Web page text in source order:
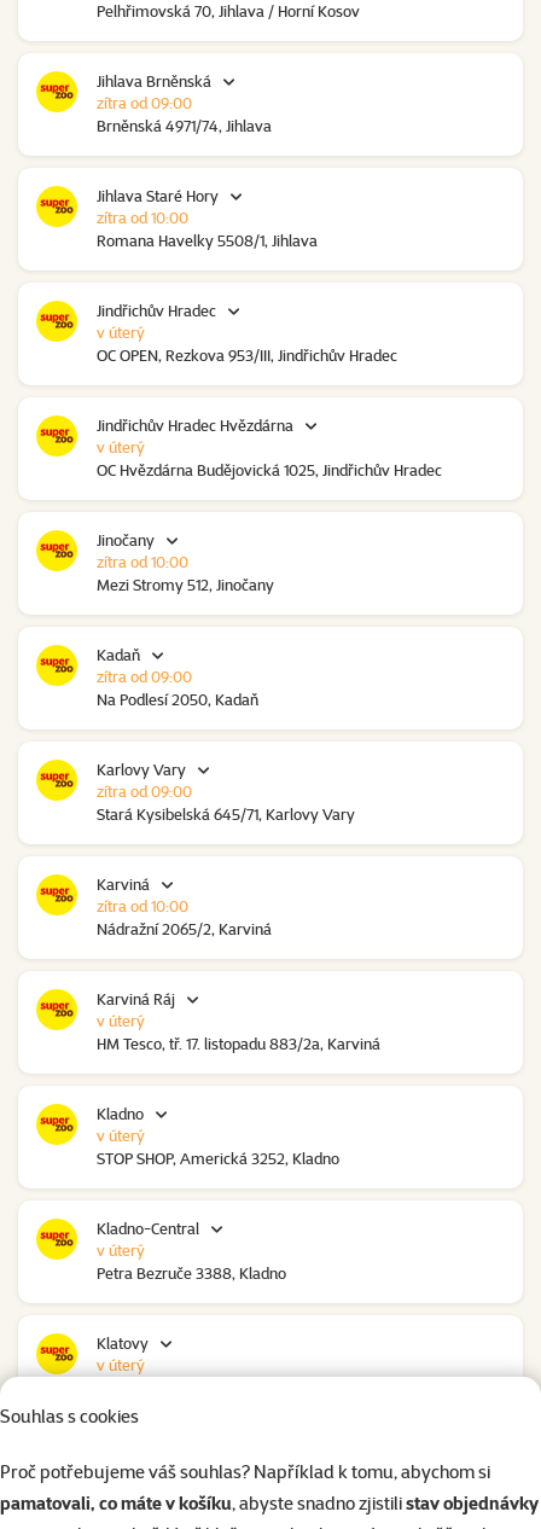
Souhlas s cookies
Proč potřebujeme váš souhlas? Například k tomu, abychom si
pamatovali, co máte v košíku, abyste snadno zjistilistav objednávky
Pelhřimovská 70, Jihlava / Horní Kosov
Jihlava Brněnská
Brněnská 4971/74, Jihlava
zítra od 09:00
Jihlava Staré Hory
Romana Havelky 5508/1, Jihlava
zítra od 10:00
Jindřichův Hradec
OC OPEN, Rezkova 953/III, Jindřichův Hradec
v úterý
Jindřichův Hradec Hvězdárna
OC Hvězdárna Budějovická 1025, Jindřichův Hradec
v úterý
Jinočany
Mezi Stromy 512, Jinočany
zítra od 10:00
Kadaň
Na Podlesí 2050, Kadaň
zítra od 09:00
Karlovy Vary
Stará Kysibelská 645/71, Karlovy Vary
zítra od 09:00
Karviná
Nádražní 2065/2, Karviná
zítra od 10:00
Karviná Ráj
HM Tesco, tř. 17. listopadu 883/2a, Karviná
v úterý
Kladno
STOP SHOP, Americká 3252, Kladno
v úterý
Kladno-Central
Petra Bezruče 3388, Kladno
v úterý
Klatovy
v úterý
Polepská 979, Kolín
v úterý